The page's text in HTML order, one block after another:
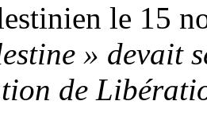
le 15
» devait
de